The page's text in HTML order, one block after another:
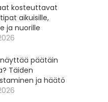
kosteuttavat
aikuisille,
ja nuorille
päätäin
Täiden
ja häätö